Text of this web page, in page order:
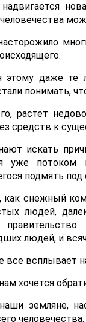
этому даже те
понимать,
растет
средств к
искать
уже потоком
подмять
как снежный
людей,
людей, и
все всплывает
хочется
земляне,
человечества.